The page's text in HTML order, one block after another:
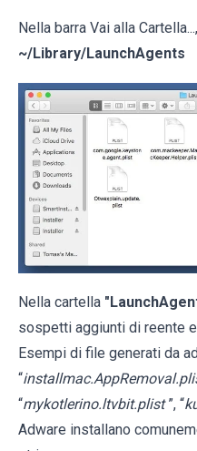
Nella barra Vai alla
~/Library/LaunchAgents
Nella cartella
sospetti aggiunti di reente e
Esempi di file generati da
“
“mykotlerino.ltvbit.plist ”, “
Adware installano